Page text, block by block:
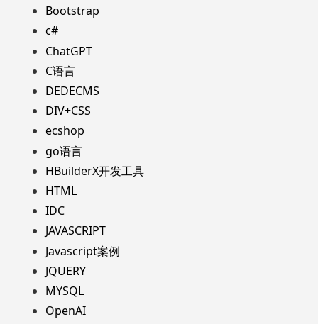
Bootstrap
c#
ChatGPT
C语言
DEDECMS
DIV+CSS
ecshop
go语言
HBuilderX开发工具
HTML
IDC
JAVASCRIPT
Javascript案例
JQUERY
MYSQL
OpenAI